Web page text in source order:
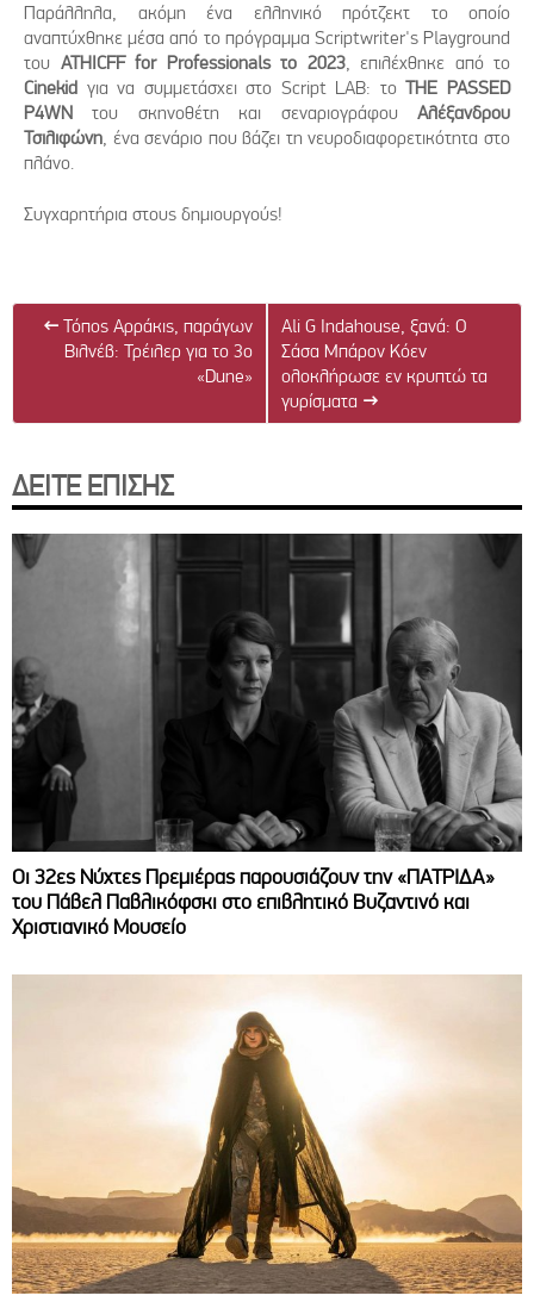
Παράλληλα, ακόμη ένα ελληνικό πρότζεκτ το οποίο
αναπτύχθηκε μέσα από το πρόγραμμα Scriptwriter's Playground
του ATHICFF for Professionals το 2023, επιλέχθηκε από το
Cinekid για να συμμετάσχει στο Script LAB: τοTHE PASSED
P4WN του σκηνοθέτη και σεναριογράφου Αλέξανδρου
Τσιλιφώνη, ένα σενάριο που βάζει τη νευροδιαφορετικότητα στο
πλάνο.
Συγχαρητήρια στους δημιουργούς!
← Τόπος Αρράκις, παράγων
Βιλνέβ: Τρέιλερ για το 3ο
«Dune»
Ali G Indahouse, ξανά: Ο
Σάσα Μπάρον Κόεν
ολοκλήρωσε εν κρυπτώ τα
γυρίσματα →
ΔΕΙΤΕ ΕΠΙΣΗΣ
Οι 32ες Νύχτες Πρεμιέρας παρουσιάζουν την «ΠΑΤΡΙΔΑ»
του Πάβελ Παβλικόφσκι στο επιβλητικό Βυζαντινό και
Χριστιανικό Μουσείο